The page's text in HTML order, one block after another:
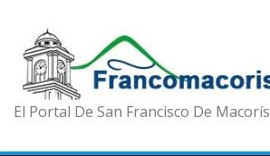
El Portal De San Francisco De Macorís